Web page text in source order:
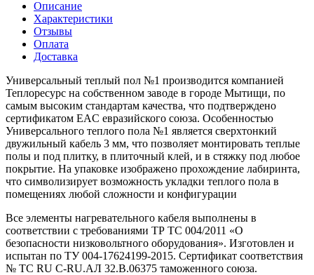
Описание
Характеристики
Отзывы
Оплата
Доставка
Универсальный теплый пол №1 производится компанией
Теплоресурс на собственном заводе в городе Мытищи, по
самым высоким стандартам качества, что подтверждено
сертификатом EAC евразийского союза. Особенностью
Универсального теплого пола №1 является сверхтонкий
двужильный кабель 3 мм, что позволяет монтировать теплые
полы и под плитку, в плиточный клей, и в стяжку под любое
покрытие. На упаковке изображено прохождение лабиринта,
что символизирует возможность укладки теплого пола в
помещениях любой сложности и конфигурации
Все элементы нагревательного кабеля выполнены в
соответствии с требованиями ТР ТС 004/2011 «О
безопасности низковольтного оборудования». Изготовлен и
испытан по ТУ 004-17624199-2015. Сертификат соответствия
№ ТС RU C-RU.АЛ 32.В.06375 таможенного союза.